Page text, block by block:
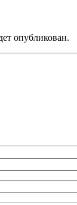
опубликован.